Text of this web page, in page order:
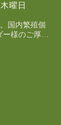
曜日
国内繁殖個
ー様のご厚意
ます！！